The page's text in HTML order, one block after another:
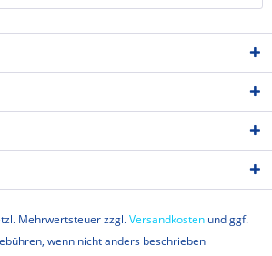
Mehrwertsteuer zzgl.Versandkosten und ggf.
wenn nicht anders beschrieben